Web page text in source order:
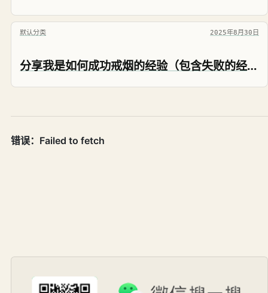
默认分类 2025年8月30日
分享我是如何成功戒烟的经验（包含失败的经验）